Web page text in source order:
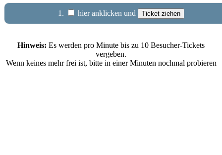
1. hier anklicken und
Hinweis: Es werden pro Minute bis zu 10 Besucher-Tickets
vergeben.
Wenn keines mehr frei ist, bitte in einer Minuten nochmal probieren